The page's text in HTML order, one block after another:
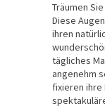
Träumen
Diese
ihren
tägliches
angenehm
fixieren ihre